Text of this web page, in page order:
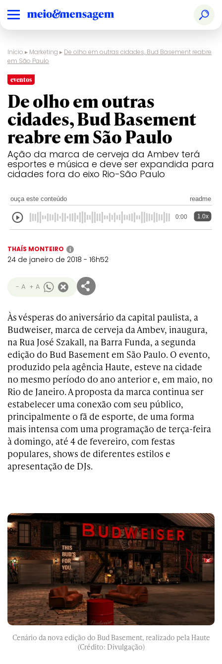
Início ▸ Marketing ▸ De olho em outras cidades, Bud Basement reabre
em São Paulo
eventos
De olho em outras
cidades, Bud Basement
reabre em São Paulo
Ação da marca de cerveja da Ambev terá
esportes e música e deve ser expandida para
cidades fora do eixo Rio-São Paulo
ouça este conteúdo readme
0:00 1.0x
THAÍS MONTEIRO i
24 de janeiro de 2018 - 16h52
- A + A
Às vésperas do aniversário da capital paulista, a
Budweiser, marca de cerveja da Ambev, inaugura,
na Rua José Szakall, na Barra Funda, a segunda
edição do Bud Basement em São Paulo. O evento,
produzido pela agência Haute, esteve na cidade
no mesmo período do ano anterior e, em maio, no
Rio de Janeiro. A proposta da marca continua ser
estabelecer uma conexão com seu público,
principalmente o fã de esporte, de uma forma
mais intensa com uma programação de terça-feira
à domingo, até 4 de fevereiro, com festas
populares, shows de diferentes estilos e
apresentação de DJs.
Cenário da nova edição do Bud Basement, realizado pela Haute
(Crédito: Divulgação)